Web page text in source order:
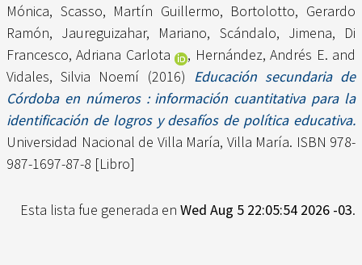
Mónica, Scasso, Martín Guillermo, Bortolotto, Gerardo
Ramón, Jaureguizahar, Mariano, Scándalo, Jimena, Di
Francesco, Adriana Carlota
, Hernández, Andrés E. and
Vidales, Silvia Noemí (2016) Educación secundaria de
Córdoba en números : información cuantitativa para la
identificación de logros y desafíos de política educativa.
Universidad Nacional de Villa María, Villa María. ISBN 978-
987-1697-87-8 [Libro]
Esta lista fue generada en Wed Aug 5 22:05:54 2026 -03.